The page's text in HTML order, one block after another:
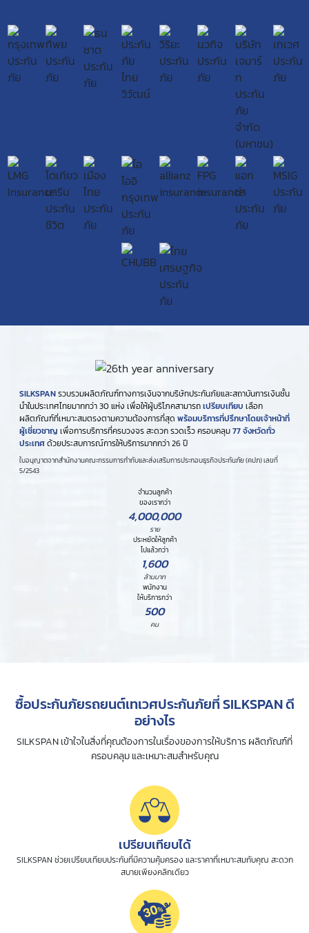
ความสมัครใจ ปราศจากการบังคับหรือชักจูง และข้าพเจ้าทราบว่าข้าพเจ้า
สามารถถอนความยินยอมนี้เสียเมื่อใดก็ได้ เว้นแต่ในกรณีมีข้อจำกัดสิทธิ
ตามกฎหมายหรือยังมีสัญญาระหว่างข้าพเจ้ากับสถาบันที่ให้ประโยชน์แก่
ข้าพเจ้าอยู่ กรณีที่ข้าพเจ้าประสงค์จะไม่ให้ความยินยอม ข้าพเจ้าเข้าใจและ
ยอมรับว่า การไม่ให้ความยินยอมจะมีผลทำให้ข้าพเจ้า (เช่น ข้าพเจ้าอาจได้
รับความสะดวกในการใช้บริการน้อยลง หรือข้าพเจ้าไม่สามารถเข้าถึง
ฟังก์ชันการใช้งานบางอย่างได้ เป็นต้น) และข้าพเจ้าทราบว่าการถอน
ความยินยอมดังกล่าว ไม่มีผลกระทบต่อการประมวลผลข้อมูลส่วนบุคคลที่
โดยข้าพเจ้าให้ถือเอาการกดเลือก “ให้ความยินยอม” ในช่องสนทนา
เป็นการแสดงเจตนายินยอมของข้าพเจ้าแทนการลงลายมือชื่อเป็นหลัก
ฐาน
รวบรวมเบี้ยประกันเท่านั้น
SILKSPANรวบรวมผลิตภัณฑ์ทางการเงินจากบริษัทประกันภัยและสถาบันการเงินชั้น
นำในประเทศไทยมากกว่า 30 แห่ง เพื่อให้ผู้บริโภคสามารถเปรียบเทียบ เลือก
ผลิตภัณฑ์ที่เหมาะสมตรงตามความต้องการที่สุด พร้อมบริการที่ปรึกษาโดยเจ้าหน้าที่
ผู้เชี่ยวชาญ เพื่อการบริการที่ครบวงจร สะดวก รวดเร็ว ครอบคลุม77 จังหวัดทั่ว
ประเทศด้วยประสบการณ์การให้บริการมากกว่า 26 ปี
ใบอนุญาตจากสำนักงานคณะกรรมการกำกับและส่งเสริมการประกอบธุรกิจประกันภัย (คปภ) เลขที่
5/2543
จำนวนลูกค้า
ของเรากว่า
4,000,000
ราย
ประหยัดให้ลูกค้า
ไปแล้วกว่า
1,600
ล้านบาท
พนักงาน
ให้บริการกว่า
500
คน
ซื้อประกันภัยรถยนต์เทเวศประกันภัยที่ SILKSPAN ดี
อย่างไร
SILKSPAN เข้าใจในสิ่งที่คุณต้องการในเรื่องของการให้บริการ ผลิตภัณฑ์ที่
ครอบคลุม และเหมาะสมสำหรับคุณ
เปรียบเทียบได้
SILKSPAN ช่วยเปรียบเทียบประกันที่มีความคุ้มครอง และราคาที่เหมาะสมกับคุณ สะดวก
สบายเพียงคลิกเดียว